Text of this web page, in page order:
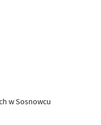
w Sosnowcu